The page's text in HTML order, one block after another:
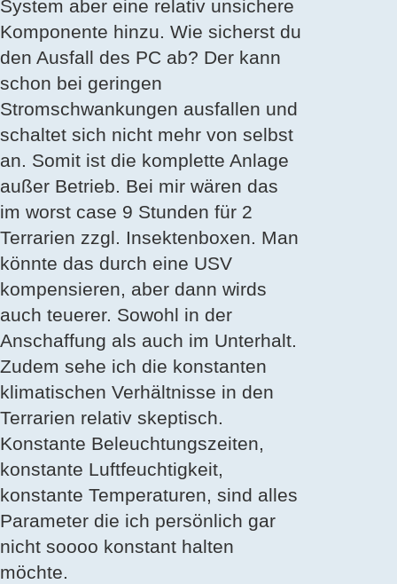
System aber eine relativ unsichere
Komponente hinzu. Wie sicherst du
den Ausfall des PC ab? Der kann
schon bei geringen
Stromschwankungen ausfallen und
schaltet sich nicht mehr von selbst
an. Somit ist die komplette Anlage
außer Betrieb. Bei mir wären das
im worst case 9 Stunden für 2
Terrarien zzgl. Insektenboxen. Man
könnte das durch eine USV
kompensieren, aber dann wirds
auch teuerer. Sowohl in der
Anschaffung als auch im Unterhalt.
Zudem sehe ich die konstanten
klimatischen Verhältnisse in den
Terrarien relativ skeptisch.
Konstante Beleuchtungszeiten,
konstante Luftfeuchtigkeit,
konstante Temperaturen, sind alles
Parameter die ich persönlich gar
nicht soooo konstant halten
möchte.